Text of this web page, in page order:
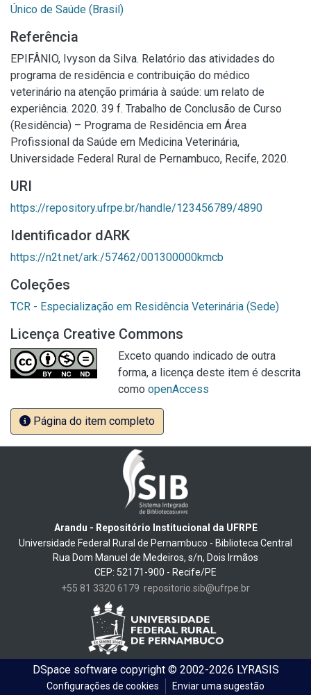
Único de Saúde (Brasil)
Referência
EPIFÂNIO, Ivyson da Silva. Relatório das atividades do
programa de residência e contribuição do médico
veterinário na atenção primária à saúde: um relato de
experiência. 2020. 39 f. Trabalho de Conclusão de Curso
(Residência) – Programa de Residência em Área
Profissional da Saúde em Medicina Veterinária,
Universidade Federal Rural de Pernambuco, Recife, 2020.
URI
https://repository.ufrpe.br/handle/123456789/4890
Identificador dARK
https://n2t.net/ark:/57462/001300000kmcb
Coleções
TCR - Especialização em Residência Veterinária (Sede)
Licença Creative Commons
Exceto quando indicado de outra
forma, a licença deste item é descrita
como openAccess
Página do item completo
Arandu - Repositório Institucional da UFRPE
Universidade Federal Rural de Pernambuco - Biblioteca Central
Rua Dom Manuel de Medeiros, s/n, Dois Irmãos
CEP: 52171-900 - Recife/PE
+55 81 3320 6179 repositorio.sib@ufrpe.br
DSpace softwarecopyright © 2002-2026 LYRASIS
Configurações de cookies Enviar uma sugestão